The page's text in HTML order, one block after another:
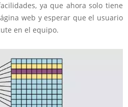
ya que ahora solo tiene
web y esperar que el usuario
en el equipo.